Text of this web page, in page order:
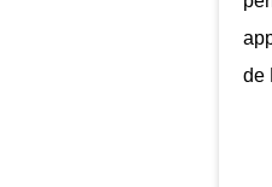
de